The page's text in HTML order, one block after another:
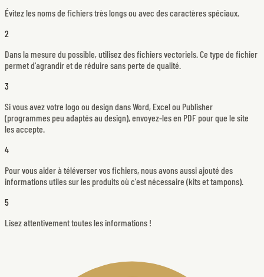
Évitez les noms de fichiers très longs ou avec des caractères spéciaux.
2
Dans la mesure du possible, utilisez des fichiers vectoriels. Ce type de fichier
permet d'agrandir et de réduire sans perte de qualité.
3
Si vous avez votre logo ou design dans Word, Excel ou Publisher
(programmes peu adaptés au design), envoyez-les en PDF pour que le site
les accepte.
4
Pour vous aider à téléverser vos fichiers, nous avons aussi ajouté des
informations utiles sur les produits où c'est nécessaire (kits et tampons).
5
Lisez attentivement toutes les informations !